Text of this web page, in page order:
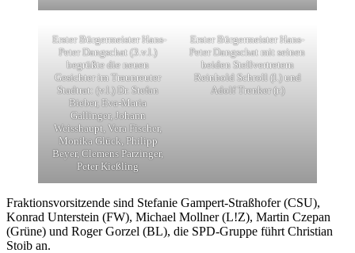
Erster Bürgermeister Hans-
Peter Dangschat (3.v.l.)
begrüßte die neuen
Gesichter im Traunreuter
Stadtrat: (v.l.) Dr. Stefan
Bieber, Eva-Maria
Gallinger, Johann
Weisshaupt, Vera Fischer,
Monika Glück, Philipp
Beyer, Clemens Parzinger,
Peter Kießling
Erster Bürgermeister Hans-
Peter Dangschat mit seinen
beiden Stellvertretern
Reinhold Schroll (l.) und
Adolf Trenker (r.)
Fraktionsvorsitzende sind Stefanie Gampert-Straßhofer (CSU),
Konrad Unterstein (FW), Michael Mollner (L!Z), Martin Czepan
(Grüne) und Roger Gorzel (BL), die SPD-Gruppe führt Christian
Stoib an.